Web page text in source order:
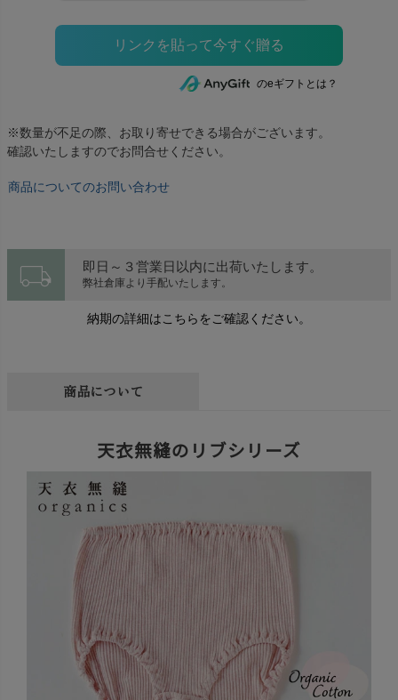
のeギフトとは？
※数量が不足の際、お取り寄せできる場合がございます。
確認いたしますのでお問合せください。
商品についてのお問い合わせ
local_shipping 即日～３営業日以内に出荷いたします。
弊社倉庫より手配いたします。
納期の詳細はこちらをご確認ください。
商品について
天衣無縫のリブシリーズ